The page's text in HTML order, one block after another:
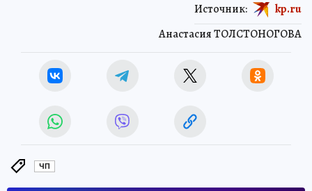
Анастасия ТОЛСТОНОГОВА
Источник: kp.ru
ЧП